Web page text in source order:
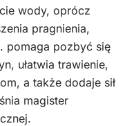
wody, oprócz
pragnienia,
pomaga pozbyć się
ułatwia trawienie,
a także dodaje sił
magister